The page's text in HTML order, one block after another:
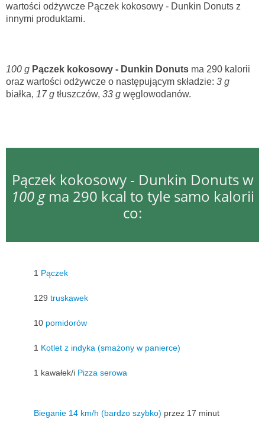
wartości odżywcze Pączek kokosowy - Dunkin Donuts z
innymi produktami.
100 g Pączek kokosowy - Dunkin Donuts ma 290 kalorii
oraz wartości odżywcze o następującym składzie: 3 g
białka, 17 g tłuszczów, 33 g węglowodanów.
Pączek kokosowy - Dunkin Donuts w
100 gma 290 kcal to tyle samo kalorii
co:
1 Pączek
129 truskawek
10 pomidorów
1 Kotlet z indyka (smażony w panierce)
1 kawałek/i Pizza serowa
Bieganie 14 km/h (bardzo szybko) przez 17 minut